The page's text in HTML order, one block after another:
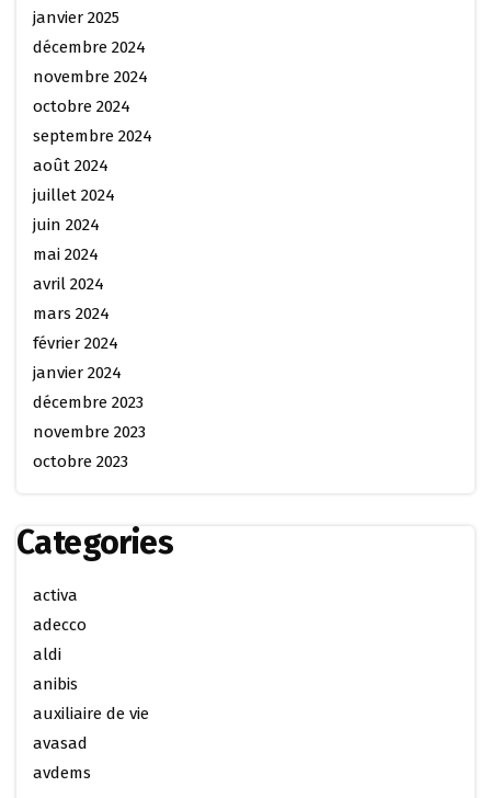
janvier 2025
décembre 2024
novembre 2024
octobre 2024
septembre 2024
août 2024
juillet 2024
juin 2024
mai 2024
avril 2024
mars 2024
février 2024
janvier 2024
décembre 2023
novembre 2023
octobre 2023
Categories
activa
adecco
aldi
anibis
auxiliaire de vie
avasad
avdems